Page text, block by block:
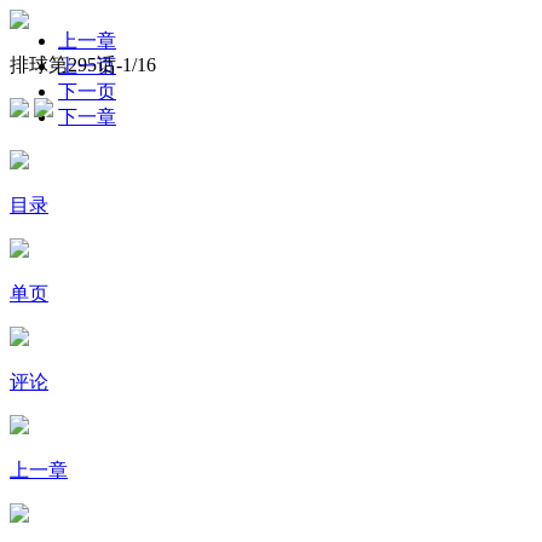
排球第295话-1/16
上一章
上一页
下一页
下一章
目录
单页
评论
上一章